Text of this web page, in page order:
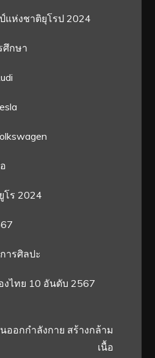
แห่งชาติยุโรป 2024
ศึกษา
โร 2024
ารศิลปะ
ไทย 10 อันดับ 2567
ออกกําลังกาย สร้างกล้าม
เนื้อ